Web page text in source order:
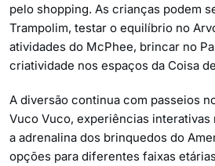
pelo shopping. As crianças podem
Trampolim, testar o equilíbrio no
atividades do McPhee, brincar no
criatividade nos espaços da Coisa
A diversão continua com passeios
Vuco Vuco, experiências interativas
a adrenalina dos brinquedos do
opções para diferentes faixas